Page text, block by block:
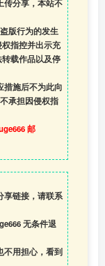
传分享，本站不
版行为的发生
指控并出示充
载作品以及停
措施后不为此向
承担因侵权指
邮
享链接，请联系
无条件退
不用担心，看到